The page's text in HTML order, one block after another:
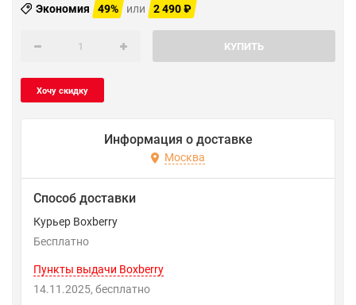
Экономия 49% или 2 490₽
КУПИТЬ
Информация о доставке
Москва
Способ доставки
Курьер Boxberry
Бесплатно
Пункты выдачи Boxberry
14.11.2025
Бесплатно